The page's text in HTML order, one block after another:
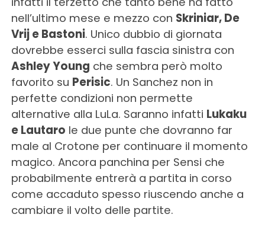
nell’ultimo mese e mezzo con Skriniar, De
Vrij e Bastoni. Unico dubbio di giornata
dovrebbe esserci sulla fascia sinistra con
Ashley Young che sembra però molto
favorito su Perisic. Un Sanchez non in
perfette condizioni non permette
alternative alla LuLa. Saranno infatti Lukaku
e Lautaro le due punte che dovranno far
male al Crotone per continuare il momento
magico. Ancora panchina per Sensi che
probabilmente entrerà a partita in corso
come accaduto spesso riuscendo anche a
cambiare il volto delle partite.